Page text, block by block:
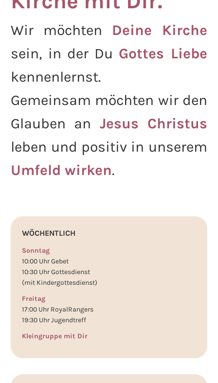
Wir möchten Deine Kirche
sein, in der Du Gottes Liebe
kennenlernst.
Gemeinsam möchten wir den
Glauben an Jesus Christus
leben und positiv in unserem
Umfeld wirken.
WÖCHENTLICH
Sonntag
10:00 Uhr Gebet
10:30 Uhr Gottesdienst
(mit Kindergottesdienst)
Freitag
17:00 Uhr RoyalRangers
19:30 Uhr Jugendtreff
Kleingruppe mit Dir